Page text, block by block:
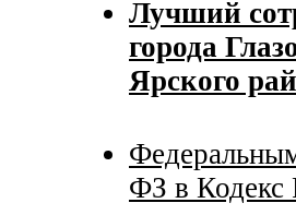
Лучший
города
Ярского
ФЗ в Кодекс